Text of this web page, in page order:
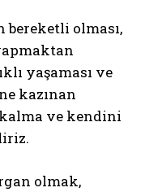
olması,
yaşaması ve
kazınan
ve kendini
olmak,